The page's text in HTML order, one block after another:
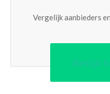
Vergelijk aanbieders
Bekijk